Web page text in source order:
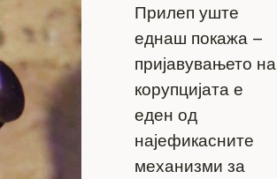
Прилеп уште
еднаш покажа –
пријавувањето на
корупцијата е
еден од
најефикасните
механизми за